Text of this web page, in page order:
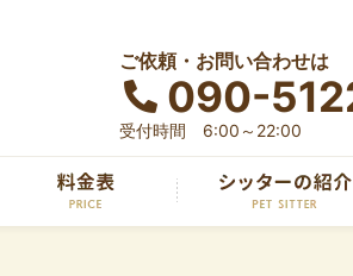
ご依頼・お問い合わせは
090-
受付時間 6:00～22:00